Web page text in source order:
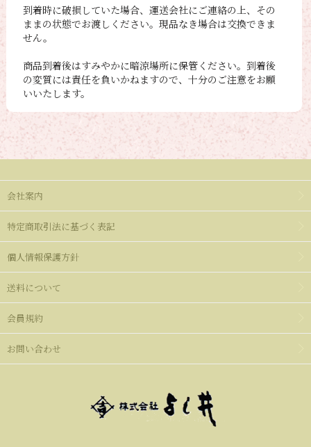
到着時に破損していた場合、運送会社にご連絡の上、その
ままの状態でお渡しください。現品なき場合は交換できま
せん。
商品到着後はすみやかに暗涼場所に保管ください。到着後
の変質には責任を負いかねますので、十分のご注意をお願
いいたします。
会社案内
特定商取引法に基づく表記
個人情報保護方針
送料について
会員規約
お問い合わせ